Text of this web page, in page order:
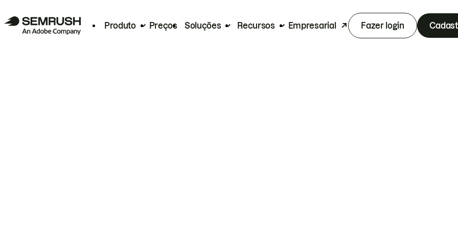
Produto Preços Soluções Recursos Empresarial Fazer login